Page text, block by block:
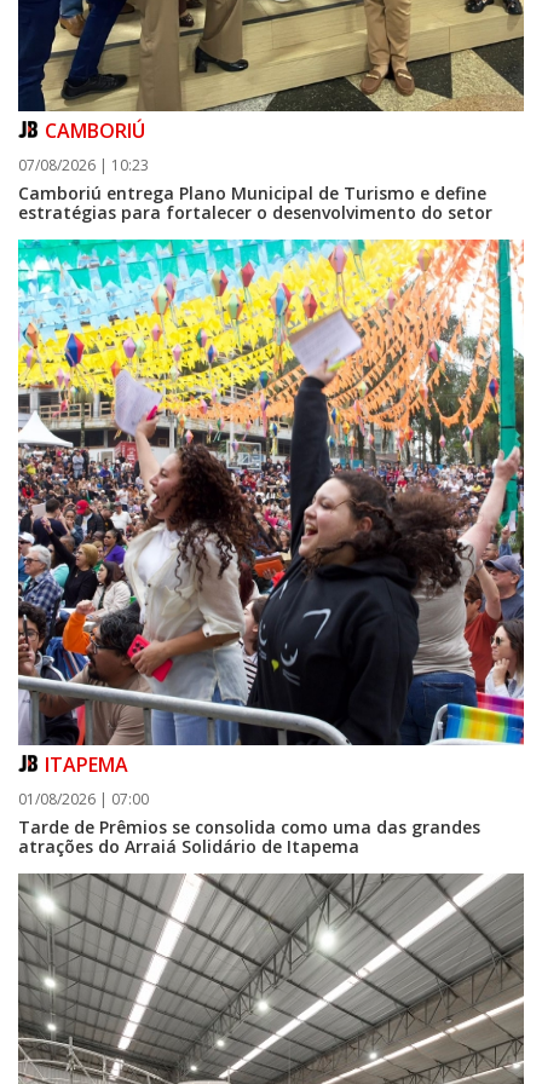
08/08/2026 | 07:00
Setor judicial de medicamentos de BC estará fechado nos dias 10 e 11 de
agosto para realização de inventário
CAMBORIÚ
07/08/2026 | 10:23
Camboriú entrega Plano Municipal de Turismo e define
estratégias para fortalecer o desenvolvimento do setor
ITAPEMA
01/08/2026 | 07:00
Tarde de Prêmios se consolida como uma das grandes
atrações do Arraiá Solidário de Itapema